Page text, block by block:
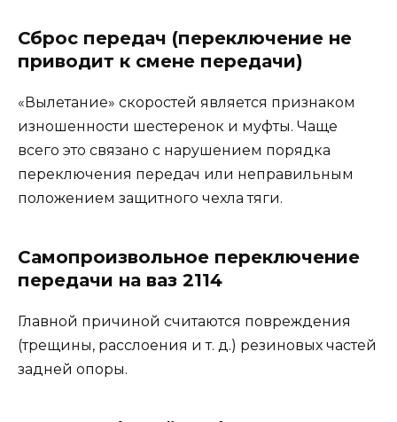
Сброс передач (переключение не
приводит к смене передачи)
«Вылетание» скоростей является признаком
изношенности шестеренок и муфты. Чаще
всего это связано с нарушением порядка
переключения передач или неправильным
положением защитного чехла тяги.
Самопроизвольное переключение
передачи на ваз 2114
Главной причиной считаются повреждения
(трещины, расслоения и т. д.) резиновых частей
задней опоры.